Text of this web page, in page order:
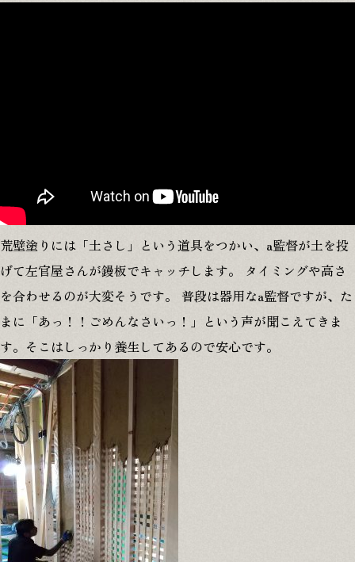
荒壁塗りには「土さし」という道具をつかい、a監督が土を投
げて左官屋さんが鏝板でキャッチします。 タイミングや高さ
を合わせるのが大変そうです。 普段は器用なa監督ですが、た
まに「あっ！！ごめんなさいっ！」という声が聞こえてきま
す。そこはしっかり養生してあるので安心です。